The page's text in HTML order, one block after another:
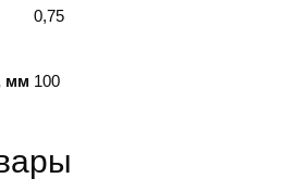
0,75
мм 100